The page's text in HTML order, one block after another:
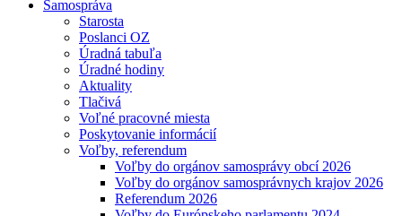
Samospráva
Starosta
Poslanci OZ
Úradná tabuľa
Úradné hodiny
Aktuality
Tlačivá
Voľné pracovné miesta
Poskytovanie informácií
Voľby, referendum
Voľby do orgánov samosprávy obcí 2026
Voľby do orgánov samosprávnych krajov 2026
Referendum 2026